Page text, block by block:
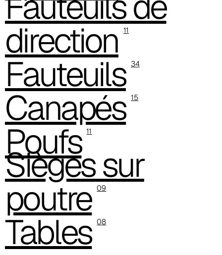
C 38G
C 38T
direction 11
Fauteuils 34
Canapés 15
Poufs 11
Sièges sur
poutre 09
Tables 08